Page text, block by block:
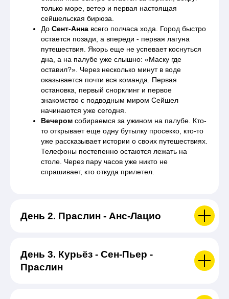
только море, ветер и первая настоящая
сейшельская бирюза.
До Сент-Анна всего полчаса хода. Город быстро
остается позади, а впереди - первая лагуна
путешествия. Якорь еще не успевает коснуться
дна, а на палубе уже слышно: «Маску где
оставил?». Через несколько минут в воде
оказывается почти вся команда. Первая
остановка, первый снорклинг и первое
знакомство с подводным миром Сейшел
начинаются уже сегодня.
Вечером собираемся за ужином на палубе. Кто-
то открывает еще одну бутылку просекко, кто-то
уже рассказывает истории о своих путешествиях.
Телефоны постепенно остаются лежать на
столе. Через пару часов уже никто не
спрашивает, кто откуда прилетел.
День 2. Праслин - Анс-Лацио
День 3. Курьёз - Сен-Пьер -
Праслин